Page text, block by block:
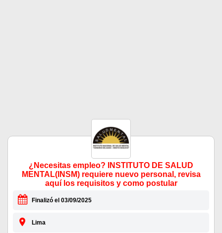
¿Necesitas empleo? INSTITUTO DE SALUD
MENTAL(INSM) requiere nuevo personal, revisa
aquí los requisitos y como postular
Finalizó el 03/09/2025
Lima